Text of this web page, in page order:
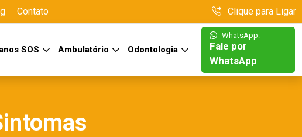
Contato Clique para Ligar
WhatsApp:
Fale por
WhatsApp
SOS Ambulatório Odontologia